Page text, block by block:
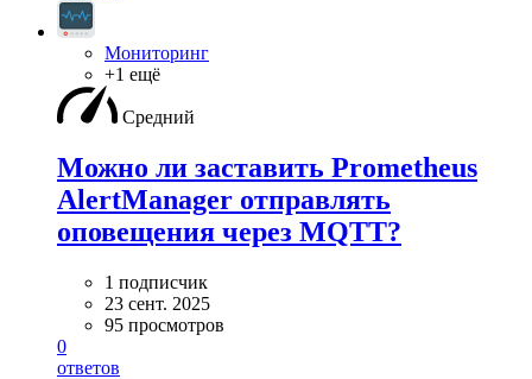
Мониторинг
+1 ещё
Средний
Можно ли заставить Prometheus
AlertManager отправлять
оповещения через MQTT?
1 подписчик
23 сент. 2025
95 просмотров
0
ответов